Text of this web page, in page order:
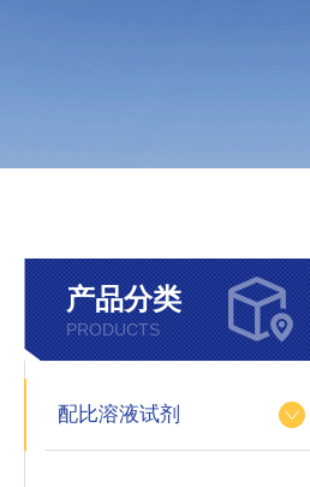
产品分类
PRODUCTS
配比溶液试剂